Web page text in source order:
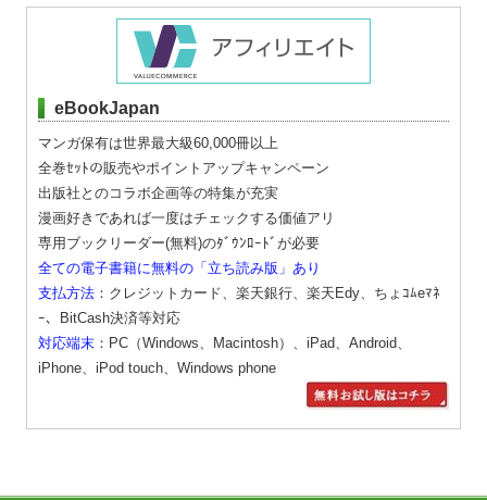
eBookJapan
マンガ保有は世界最大級60,000冊以上
全巻ｾｯﾄの販売やポイントアップキャンペーン
出版社とのコラボ企画等の特集が充実
漫画好きであれば一度はチェックする価値アリ
専用ブックリーダー(無料)のﾀﾞｳﾝﾛｰﾄﾞが必要
全ての電子書籍に無料の「立ち読み版」あり
支払方法 ：クレジットカード、楽天銀行、楽天Edy、ちょｺﾑeﾏﾈ
ｰ、BitCash決済等対応
対応端末 ：PC（Windows、Macintosh）、iPad、Android、
iPhone、iPod touch、Windows phone